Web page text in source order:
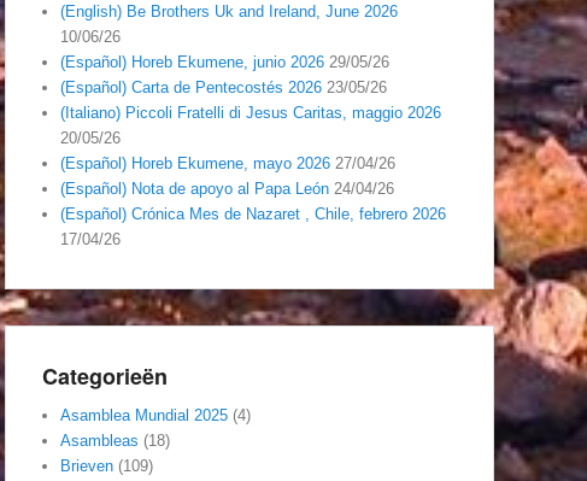
(English) Be Brothers Uk and Ireland, June 2026
10/06/26
(Español) Horeb Ekumene, junio 2026 29/05/26
(Español) Carta de Pentecostés 2026 23/05/26
(Italiano) Piccoli Fratelli di Jesus Caritas, maggio 2026
20/05/26
(Español) Horeb Ekumene, mayo 2026 27/04/26
(Español) Nota de apoyo al Papa León 24/04/26
(Español) Crónica Mes de Nazaret , Chile, febrero 2026
17/04/26
Categorieën
Asamblea Mundial 2025 (4)
Asambleas (18)
Brieven (109)